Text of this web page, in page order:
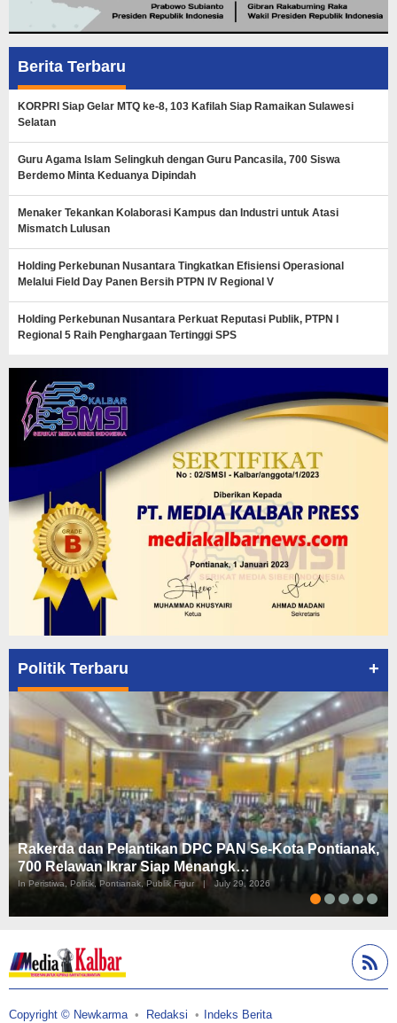
Berita Terbaru
KORPRI Siap Gelar MTQ ke-8, 103 Kafilah Siap Ramaikan Sulawesi
Selatan
Guru Agama Islam Selingkuh dengan Guru Pancasila, 700 Siswa
Berdemo Minta Keduanya Dipindah
Menaker Tekankan Kolaborasi Kampus dan Industri untuk Atasi
Mismatch Lulusan
Holding Perkebunan Nusantara Tingkatkan Efisiensi Operasional
Melalui Field Day Panen Bersih PTPN IV Regional V
Holding Perkebunan Nusantara Perkuat Reputasi Publik, PTPN I
Regional 5 Raih Penghargaan Tertinggi SPS
Politik Terbaru +
Rakerda dan Pelantikan DPC PAN Se-Kota Pontianak,
700 Relawan Ikrar Siap Menangk…
In Peristiwa, Politik, Pontianak, Publik Figur | July 29, 2026
Copyright © Newkarma Redaksi Indeks Berita